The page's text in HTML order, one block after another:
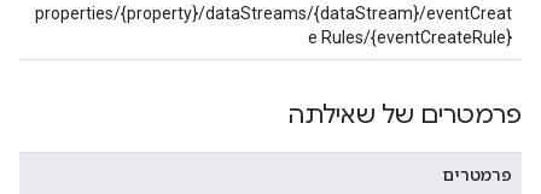
properties/{property}/dataStreams/{dataStream}/eventCreat
e Rules/{eventCreateRule}
פרמטרים של שאילתה
פרמטרים